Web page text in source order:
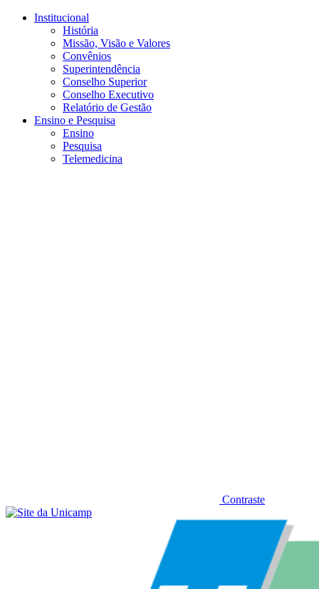
Conteúdo principal
Institucional
História
Missão, Visão e Valores
Convênios
Superintendência
Conselho Superior
Conselho Executivo
Relatório de Gestão
Ensino e Pesquisa
Ensino
Pesquisa
Telemedicina
Contraste